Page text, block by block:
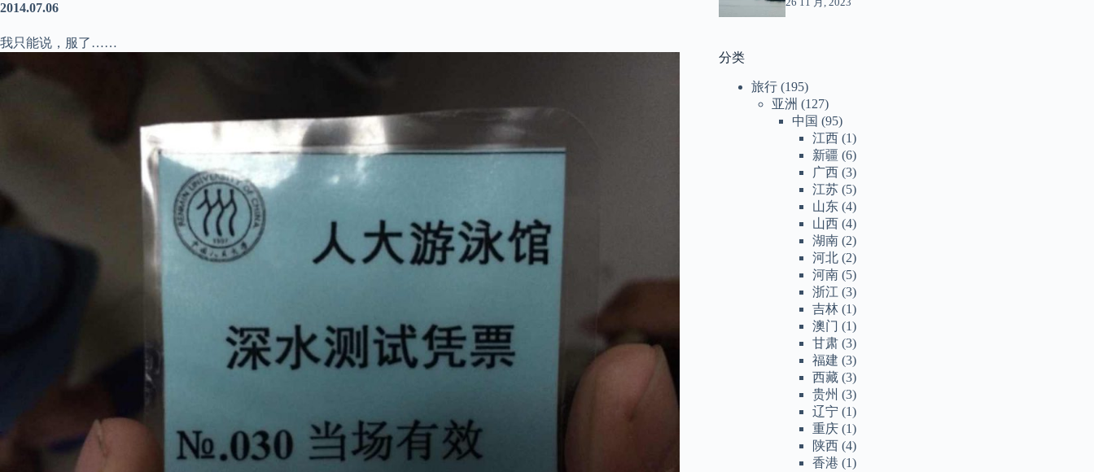
2014.07.06
我只能说，服了……
分类
旅行 (195)
亚洲 (127)
中国 (95)
江西 (1)
新疆 (6)
广西 (3)
江苏 (5)
山东 (4)
山西 (4)
湖南 (2)
河北 (2)
河南 (5)
浙江 (3)
吉林 (1)
澳门 (1)
甘肃 (3)
福建 (3)
西藏 (3)
贵州 (3)
辽宁 (1)
重庆 (1)
陕西 (4)
香港 (1)